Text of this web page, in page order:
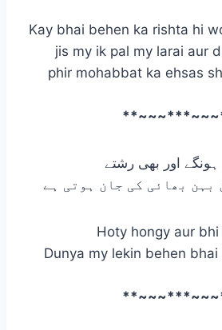
Kay bhai behen ka rishta hi
jis my ik pal my larai aur
phir mohabbat ka ehsas
بہن بھائی کی جان ہوتی ہے
Hoty hongy aur
Dunya my lekin behen